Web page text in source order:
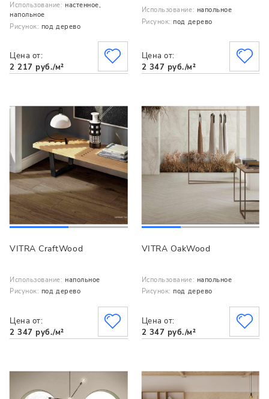
Использование: настенное,
напольное
Рисунок: под дерево
Цена от:
2 217 руб./м²
Использование: напольное
Рисунок: под дерево
Цена от:
2 347 руб./м²
VITRA CraftWood
Использование: напольное
Рисунок: под дерево
Цена от:
2 347 руб./м²
VITRA OakWood
Использование: напольное
Рисунок: под дерево
Цена от:
2 347 руб./м²